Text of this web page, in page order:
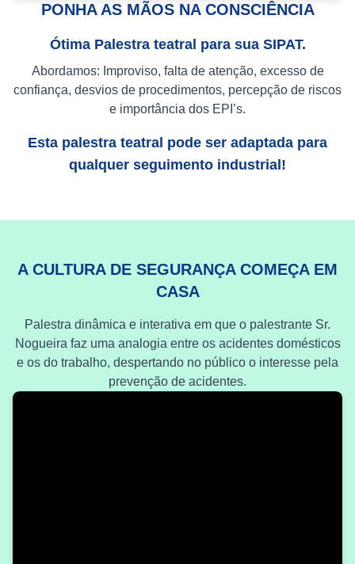
PONHA AS MÃOS NA CONSCIÊNCIA
Ótima Palestra teatral para sua SIPAT.
Abordamos: Improviso, falta de atenção, excesso de
confiança, desvios de procedimentos, percepção de riscos
e importância dos EPI’s.
Esta palestra teatral pode ser adaptada para
qualquer seguimento industrial!
A CULTURA DE SEGURANÇA COMEÇA EM
CASA
Palestra dinâmica e interativa em que o palestrante Sr.
Nogueira faz uma analogia entre os acidentes domésticos
e os do trabalho, despertando no público o interesse pela
prevenção de acidentes.